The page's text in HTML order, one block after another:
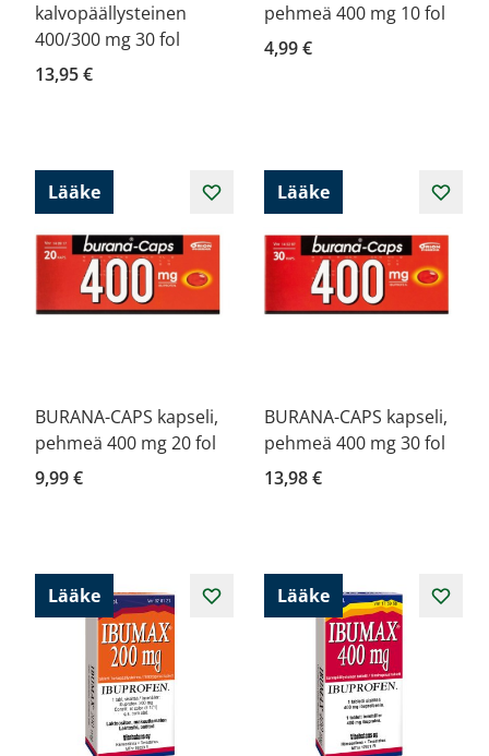
kalvopäällysteinen
400/300 mg 30 fol
13,95 €
pehmeä 400 mg 10 fol
4,99 €
Lääke
BURANA-CAPS kapseli,
pehmeä 400 mg 20 fol
9,99 €
Lääke
BURANA-CAPS kapseli,
pehmeä 400 mg 30 fol
13,98 €
Lääke Lääke